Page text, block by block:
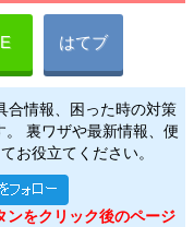
はてブ
合情報、困った時の対策
裏ワザや最新情報、便
お役立てください。
ンをクリック後のページ